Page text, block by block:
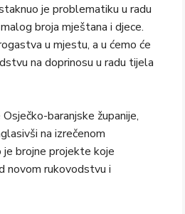
je problematiku u radu
broja mještana i djece.
u mjestu, a u ćemo će
na doprinosu u radu tijela
baranjske županije,
na izrečenom
je brojne projekte koje
novom rukovodstvu i